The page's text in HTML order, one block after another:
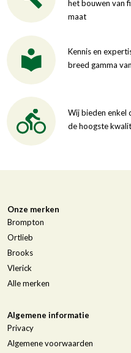
het bouwen van
maat
Kennis en
breed gamma
Wij bieden enkel
de hoogste
Onze merken
Brompton
Ortlieb
Brooks
Vlerick
Alle merken
Algemene informatie
Privacy
Algemene voorwaarden